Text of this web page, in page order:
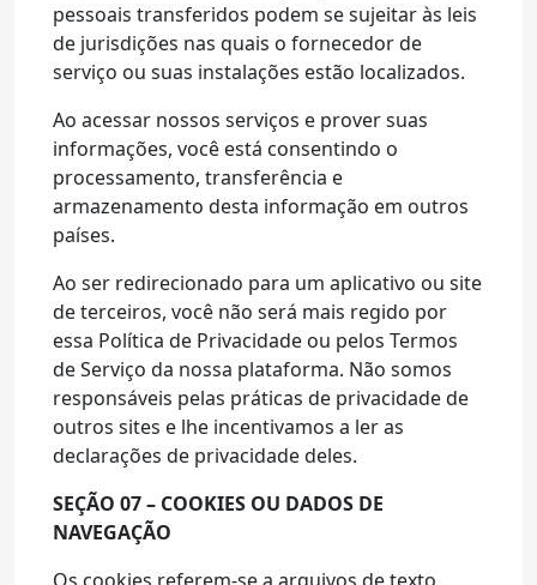
pessoais transferidos podem se sujeitar às leis
de jurisdições nas quais o fornecedor de
serviço ou suas instalações estão localizados.
Ao acessar nossos serviços e prover suas
informações, você está consentindo o
processamento, transferência e
armazenamento desta informação em outros
países.
Ao ser redirecionado para um aplicativo ou site
de terceiros, você não será mais regido por
essa Política de Privacidade ou pelos Termos
de Serviço da nossa plataforma. Não somos
responsáveis pelas práticas de privacidade de
outros sites e lhe incentivamos a ler as
declarações de privacidade deles.
SEÇÃO 07 – COOKIES OU DADOS DE
NAVEGAÇÃO